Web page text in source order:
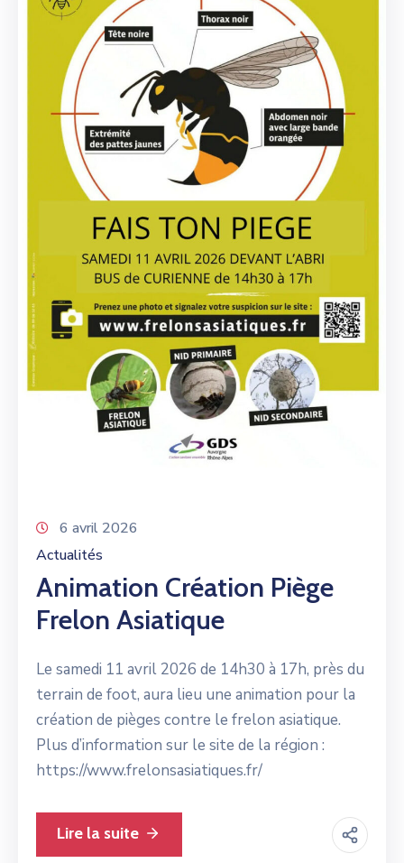
6 avril 2026
Actualités
Animation Création Piège
Frelon Asiatique
Le samedi 11 avril 2026 de 14h30 à 17h, près du
terrain de foot, aura lieu une animation pour la
création de pièges contre le frelon asiatique.
Plus d’information sur le site de la région :
https://www.frelonsasiatiques.fr/
Lire la suite